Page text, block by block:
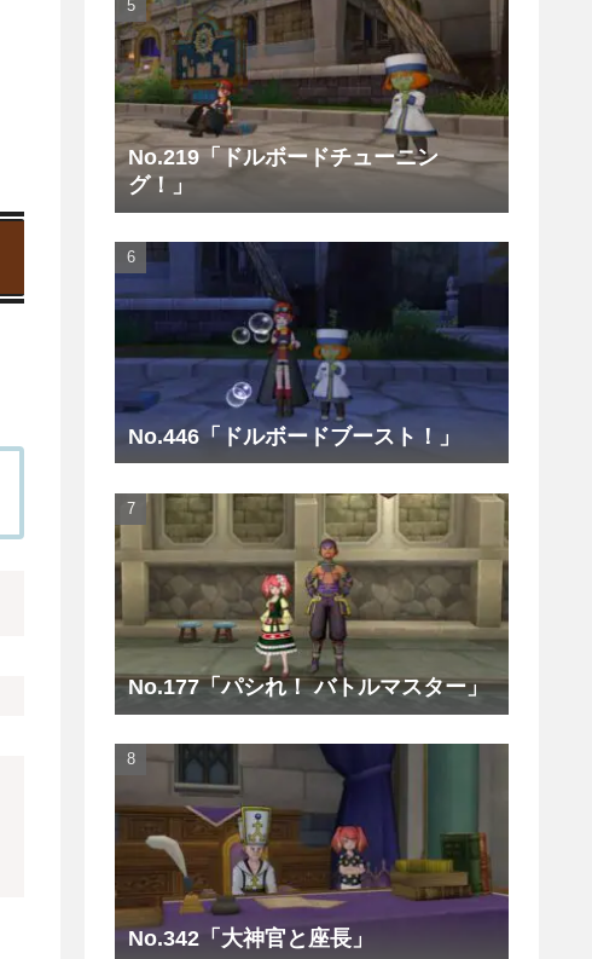
No.219「ドルボードチューニン
グ！」
No.446「ドルボードブースト！」
No.177「パシれ！ バトルマスター」
No.342「大神官と座長」